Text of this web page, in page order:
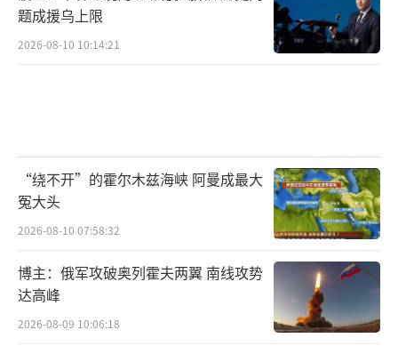
题成援乌上限
2026-08-10 10:14:21
“绕不开”的霍尔木兹海峡 阿曼成最大
冤大头
2026-08-10 07:58:32
博主：俄军攻破奥列霍夫两翼 南线攻势
达高峰
2026-08-09 10:06:18